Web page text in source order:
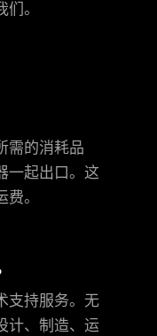
。
需的消耗品
一起出口。这
。
支持服务。无
计、制造、运